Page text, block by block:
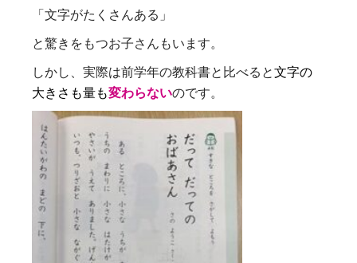
「文字がたくさんある」
と驚きをもつお子さんもいます。
しかし、実際は前学年の教科書と比べると文字の
大きさも量も変わらないのです。